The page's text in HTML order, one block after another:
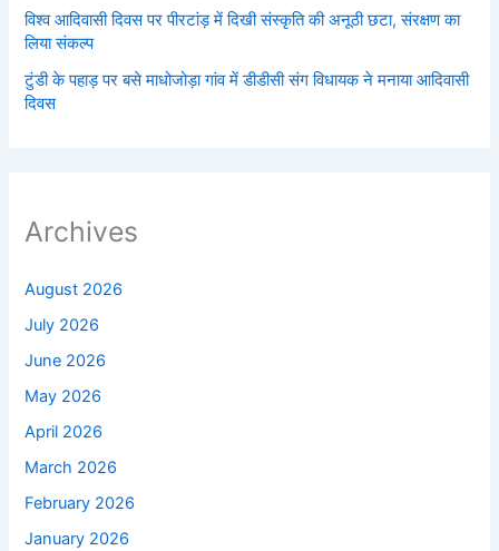
विश्व आदिवासी दिवस पर पीरटांड़ में दिखी संस्कृति की अनूठी छटा, संरक्षण का
लिया संकल्प
टुंडी के पहाड़ पर बसे माधोजोड़ा गांव में डीडीसी संग विधायक ने मनाया आदिवासी
दिवस
Archives
August 2026
July 2026
June 2026
May 2026
April 2026
March 2026
February 2026
January 2026